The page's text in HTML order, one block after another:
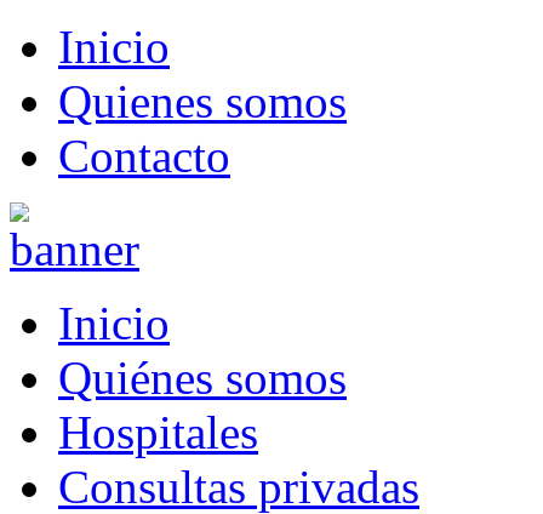
Inicio
Quienes somos
Contacto
Inicio
Quiénes somos
Hospitales
Consultas privadas